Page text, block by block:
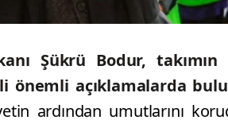
Şükrü Bodur,
önemli açıklamalarda
ardından umutlarını